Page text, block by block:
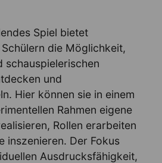
Spiel bietet
die Möglichkeit,
schauspielerischen
und
Hier können sie in einem
Rahmen eigene
Rollen erarbeiten
inszenieren. Der Fokus
Ausdrucksfähigkeit,